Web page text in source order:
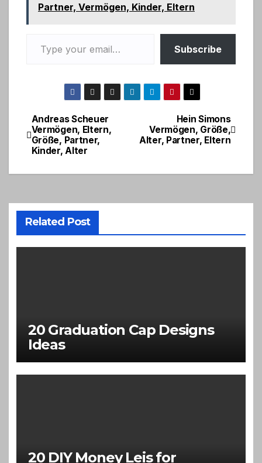
Partner, Vermögen, Kinder, Eltern
Subscribe
Post
navigation
Hein Simons
Vermögen, Größe,
Alter, Partner, Eltern
Andreas Scheuer
Vermögen, Eltern,
Größe, Partner,
Kinder, Alter
Related Post
20 Graduation Cap Designs
Ideas
20 DIY Money Leis for